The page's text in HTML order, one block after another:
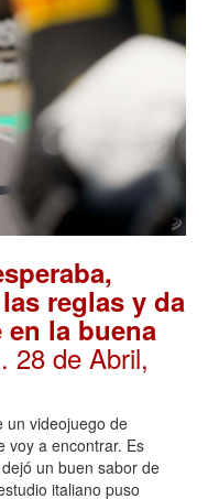
reglas y da
la buena
. 28 de Abril,
un videojuego de
voy a encontrar. Es
un buen sabor de
italiano puso